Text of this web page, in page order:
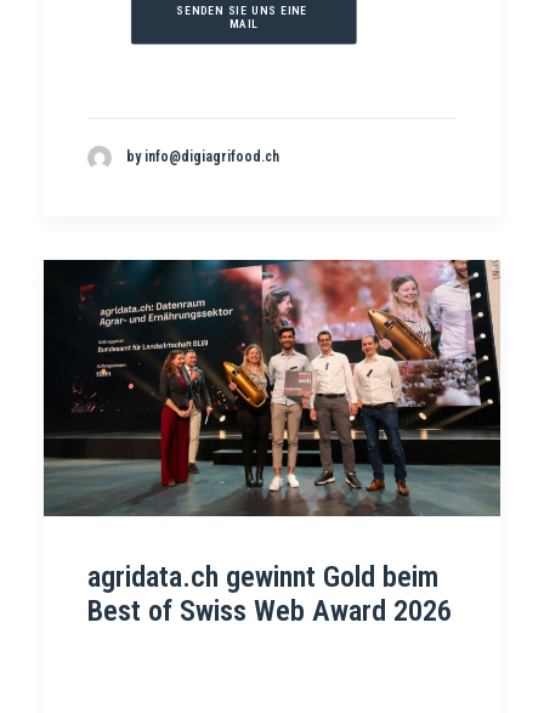
SENDEN SIE UNS EINE
MAIL
by info@digiagrifood.ch
agridata.ch gewinnt Gold beim
Best of Swiss Web Award 2026